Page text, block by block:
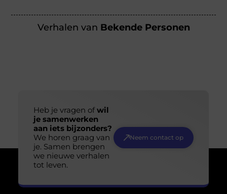
Verhalen van Bekende Personen
Heb je vragen ofwil
je samenwerken
aan iets bijzonders?
We horen graag van
je. Samen brengen
we nieuwe verhalen
tot leven.
Neem contact op